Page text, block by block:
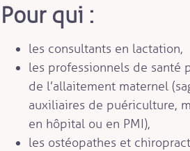
Pour qui :
les consultants en lactation,
les professionnels de santé
de l’allaitement maternel
auxiliaires de puériculture,
en hôpital ou en PMI),
les ostéopathes et